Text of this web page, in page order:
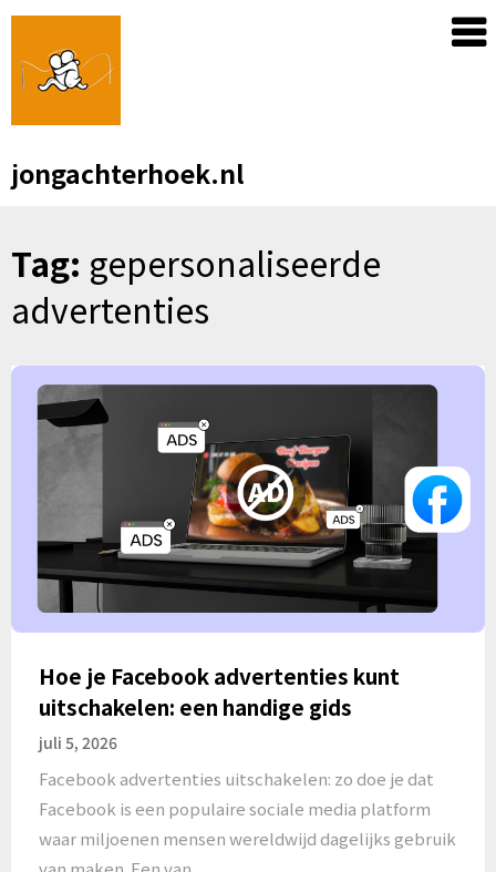
Skip
content
jongachterhoek.nl
Tag: gepersonaliseerde
advertenties
Hoe je Facebook advertenties kunt
uitschakelen: een handige gids
juli 5, 2026
Facebook advertenties uitschakelen: zo doe je dat
Facebook is een populaire sociale media platform
waar miljoenen mensen wereldwijd dagelijks gebruik